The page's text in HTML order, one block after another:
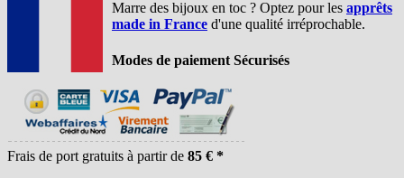
Marre des bijoux en toc ? Optez pour les apprêts
made in France d'une qualité irréprochable.
Modes de paiement Sécurisés
Frais de port gratuits à partir de 85 € *